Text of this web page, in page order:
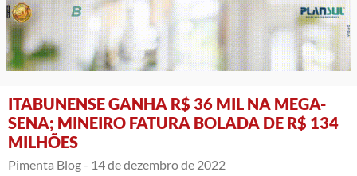
ITABUNENSE GANHA R$ 36 MIL NA MEGA-
SENA; MINEIRO FATURA BOLADA DE R$ 134
MILHÕES
Pimenta Blog - 14 de dezembro de 2022